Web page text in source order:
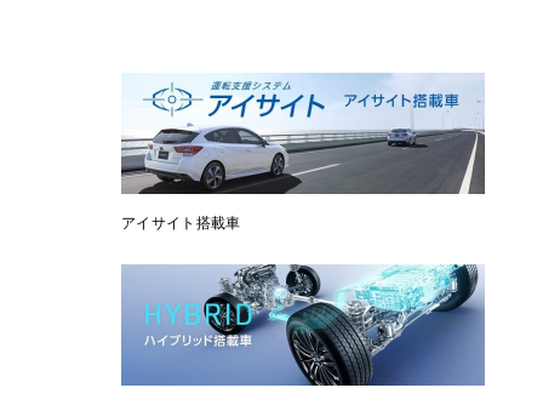
アイサイト搭載車